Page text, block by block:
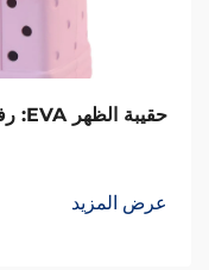
حقيبة الظهر EVA: رفيق السفر المثالي لك
عرض المزيد